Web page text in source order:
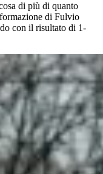
di più di quanto
di Fulvio
con il risultato di 1-